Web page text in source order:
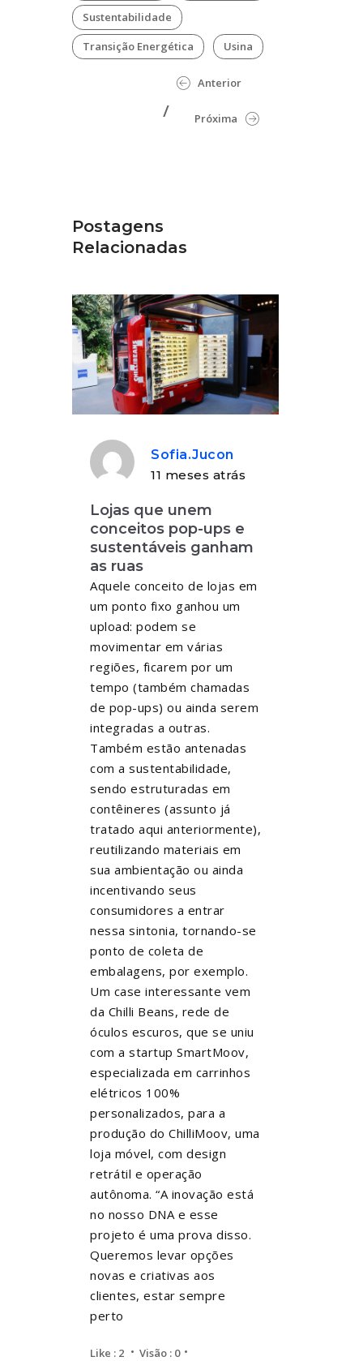
Sustentabilidade
Transição Energética
Usina
Anterior
Próxima
Postagens
Relacionadas
Sofia.jucon
11 meses atrás
Lojas que unem
conceitos pop-ups e
sustentáveis ganham
as ruas
Aquele conceito de lojas em
um ponto fixo ganhou um
upload: podem se
movimentar em várias
regiões, ficarem por um
tempo (também chamadas
de pop-ups) ou ainda serem
integradas a outras.
Também estão antenadas
com a sustentabilidade,
sendo estruturadas em
contêineres (assunto já
tratado aqui anteriormente),
reutilizando materiais em
sua ambientação ou ainda
incentivando seus
consumidores a entrar
nessa sintonia, tornando-se
ponto de coleta de
embalagens, por exemplo.
Um case interessante vem
da Chilli Beans, rede de
óculos escuros, que se uniu
com a startup SmartMoov,
especializada em carrinhos
elétricos 100%
personalizados, para a
produção do ChilliMoov, uma
loja móvel, com design
retrátil e operação
autônoma. “A inovação está
no nosso DNA e esse
projeto é uma prova disso.
Queremos levar opções
novas e criativas aos
clientes, estar sempre
perto
Like : 2
Visão : 0